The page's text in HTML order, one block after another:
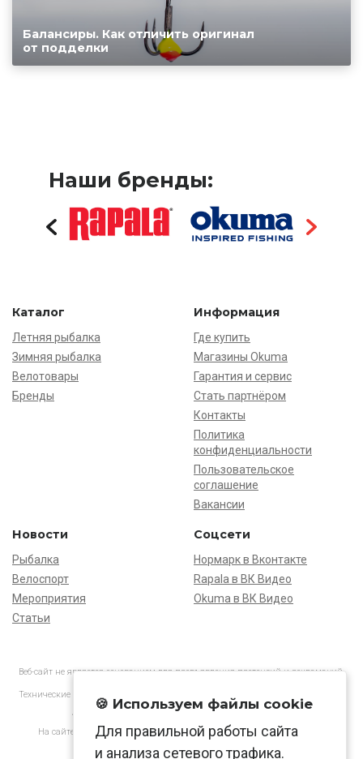
Балансиры. Как отличить оригинал
от подделки
Наши бренды:
Каталог
Летняя рыбалка
Зимняя рыбалка
Велотовары
Бренды
Информация
Где купить
Магазины Okuma
Гарантия и сервис
Стать партнёром
Контакты
Политика
конфиденциальности
Пользовательское
соглашение
Вакансии
Новости
Рыбалка
Велоспорт
Мероприятия
Статьи
Соцсети
Нормарк в Вконтакте
Rapala в ВК Видео
Okuma в ВК Видео
Веб-сайт не является основанием для предъявления претензий и рекламаций,
Технические характеристики товаров могут отличаться от указанных на сайте.
АО «Нормарк» ИНН 7728172512 ОГРН 1037739603505
На сайте применяютсярекомендательные технологиив соответствии
🍪 Используем файлы cookie
Для правильной работы сайта
и анализа сетевого трафика.